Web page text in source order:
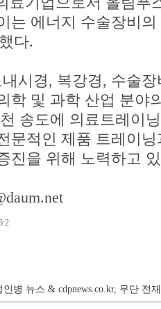
는 에너지 수술장비
다.
시경, 복강경, 수술장
학 및 과학 산업 분야
송도에 의료트레이
문적인 제품 트레이
진을 위해 노력하고
병 뉴스 & cdpnews.co.kr, 무단 전